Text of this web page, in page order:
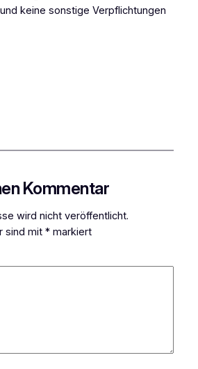
keine sonstige Verpflichtungen
Kommentar
wird nicht veröffentlicht.
sind mit *markiert